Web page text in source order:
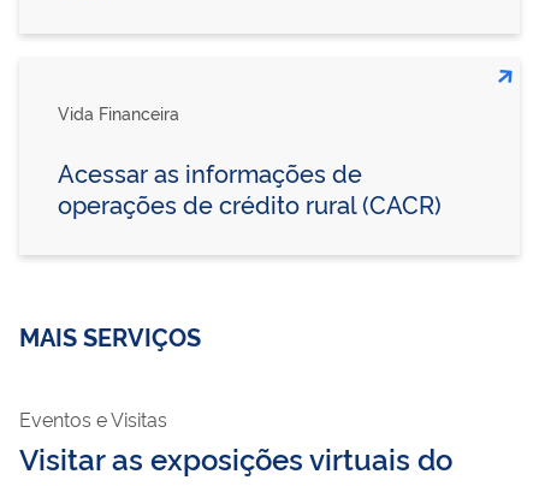
Vida Financeira
Acessar as informações de
operações de crédito rural (CACR)
MAIS SERVIÇOS
Eventos e Visitas
Visitar as exposições virtuais do